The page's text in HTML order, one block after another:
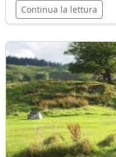
Continua la lettura